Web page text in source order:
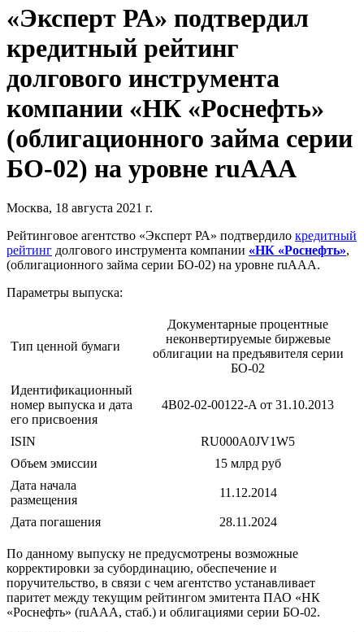
«Эксперт РА» подтвердил
кредитный рейтинг
долгового инструмента
компании «НК «Роснефть»
(облигационного займа серии
БО-02) на уровне ruAAA
Москва, 18 августа 2021 г.
Рейтинговое агентство «Эксперт РА» подтвердило кредитный
рейтинг долгового инструмента компании «НК «Роснефть»,
(облигационного займа серии БО-02) на уровне ruAAA.
Параметры выпуска:
Тип ценной бумаги
Документарные процентные
неконвертируемые биржевые
облигации на предъявителя серии
БО-02
Идентификационный
номер выпуска и дата
его присвоения
4B02-02-00122-A от 31.10.2013
ISIN
RU000A0JV1W5
Объем эмиссии
15 млрд руб
Дата начала
размещения
11.12.2014
Дата погашения 28.11.2024
По данному выпуску не предусмотрены возможные
корректировки за субординацию, обеспечение и
поручительство, в связи с чем агентство устанавливает
паритет между текущим рейтингом эмитента ПАО «НК
«Роснефть» (ruAAA, стаб.) и облигациями серии БО-02.